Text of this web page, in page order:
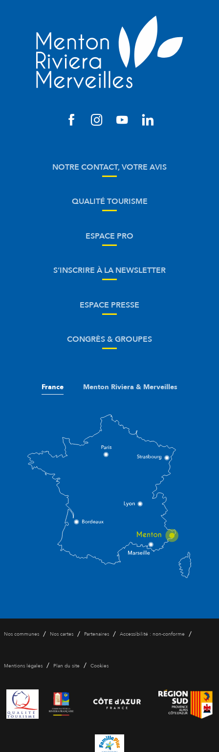
NOTRE CONTACT, VOTRE AVIS
QUALITÉ TOURISME
ESPACE PRO
S’INSCRIRE À LA NEWSLETTER
ESPACE PRESSE
CONGRÈS & GROUPES
France Menton Riviera & Merveilles
Nos communes / Nos cartes / Partenaires / Accessibilité : non-conforme /
Mentions légales / Plan du site / Cookies